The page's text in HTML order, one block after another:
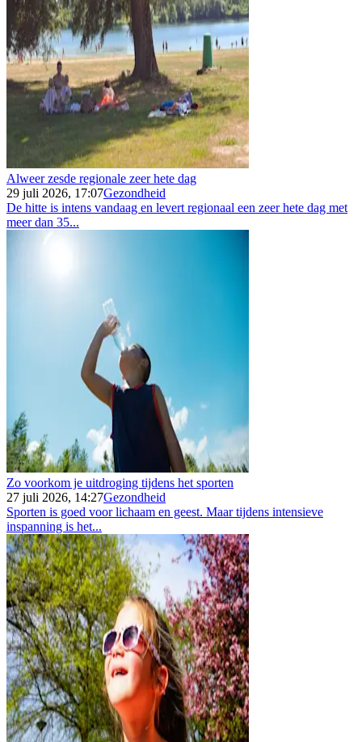
Alweer zesde regionale zeer hete dag
29 juli 2026, 17:07Gezondheid
De hitte is intens vandaag en levert regionaal een zeer hete dag met
meer dan 35...
Zo voorkom je uitdroging tijdens het sporten
27 juli 2026, 14:27Gezondheid
Sporten is goed voor lichaam en geest. Maar tijdens intensieve
inspanning is het...